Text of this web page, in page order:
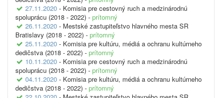
27.11.2020 - Komisia pre cestovný ruch a medzinárodnú
spoluprácu (2018 - 2022) - prítomný
26.11.2020 - Mestské zastupiteľstvo hlavného mesta SR
Bratislavy (2018 - 2022) - prítomný
25.11.2020 - Komisia pre kultúru, médiá a ochranu kultúrneho
dedičstva (2018 - 2022) - prítomný
10.11.2020 - Komisia pre cestovný ruch a medzinárodnú
spoluprácu (2018 - 2022) - prítomný
04.11.2020 - Komisia pre kultúru, médiá a ochranu kultúrneho
dedičstva (2018 - 2022) - prítomný